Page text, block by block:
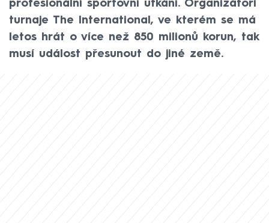
profesionální sportovní utkání. Organizátoři
turnaje The International, ve kterém se má
letos hrát o více než 850 milionů korun, tak
musí událost přesunout do jiné země.